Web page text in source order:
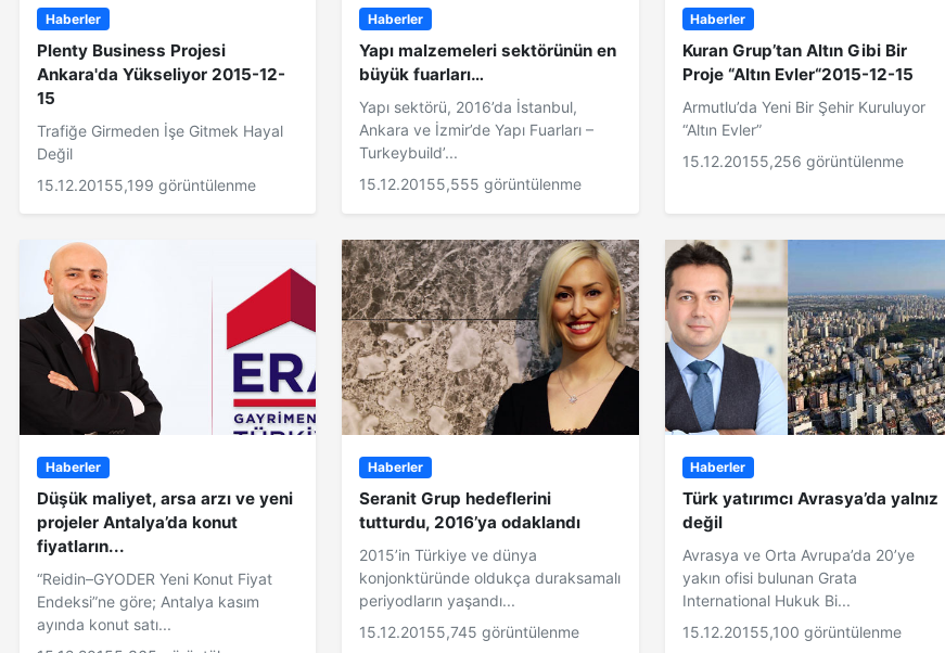
Haberler
Plenty Business Projesi
Ankara'da Yükseliyor 2015-12-
15
Trafiğe Girmeden İşe Gitmek Hayal
Değil
15.12.20155,199 görüntülenme
Haberler
Yapı malzemeleri sektörünün en
büyük fuarları…
Yapı sektörü, 2016’da İstanbul,
Ankara ve İzmir’de Yapı Fuarları –
Turkeybuild’...
15.12.20155,555 görüntülenme
Haberler
Kuran Grup’tan Altın Gibi Bir
Proje “Altın Evler“2015-12-15
Armutlu’da Yeni Bir Şehir Kuruluyor
“Altın Evler”
15.12.20155,256 görüntülenme
Haberler
Düşük maliyet, arsa arzı ve yeni
projeler Antalya’da konut
fiyatların...
“Reidin–GYODER Yeni Konut Fiyat
Endeksi”ne göre; Antalya kasım
ayında konut satı...
Haberler
Seranit Grup hedeflerini
tutturdu, 2016’ya odaklandı
2015’in Türkiye ve dünya
konjonktüründe oldukça duraksamalı
periyodların yaşandı...
15.12.20155,745 görüntülenme
Haberler
Türk yatırımcı Avrasya’da yalnız
değil
Avrasya ve Orta Avrupa’da 20’ye
yakın ofisi bulunan Grata
International Hukuk Bi...
15.12.20155,100 görüntülenme